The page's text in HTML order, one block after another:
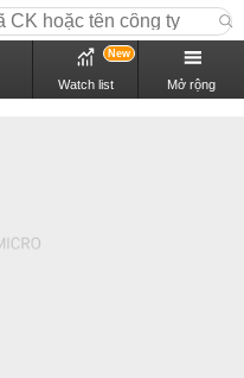
Watch list
New
Mở rộng